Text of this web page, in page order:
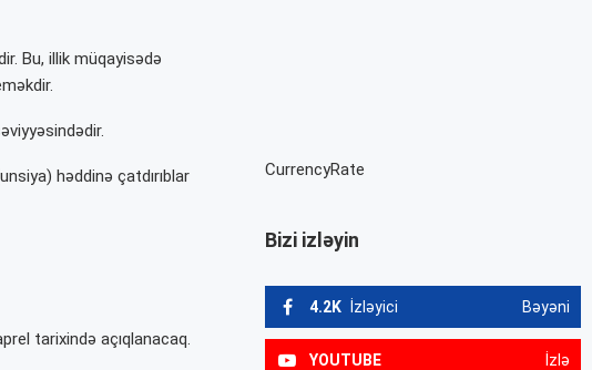
Bu, illik müqayisədə
həddinə çatdırıblar
tarixində açıqlanacaq.
CurrencyRate
Bizi izləyin
4.2K İzləyici Bəyəni
YOUTUBE İzlə